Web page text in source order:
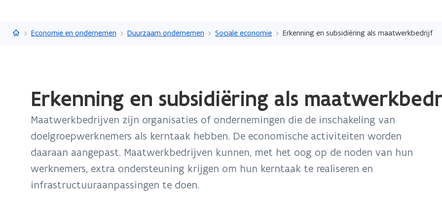
en
Vlaanderen.be
Economie en ondernemen Duurzaam ondernemen Sociale economie Erkenning en subsidiëring als maatwerkbedrijf
laden.
bevindt
Erkenning
Erkenning en subsidiëring als
Maatwerkbedrijven zijn organisaties of ondernemingen die de inschakeling van
doelgroepwerknemers als kerntaak hebben. De economische activiteiten worden
daaraan aangepast. Maatwerkbedrijven kunnen, met het oog op de noden van hun
werknemers, extra ondersteuning krijgen om hun kerntaak te realiseren en
infrastructuuraanpassingen te doen.